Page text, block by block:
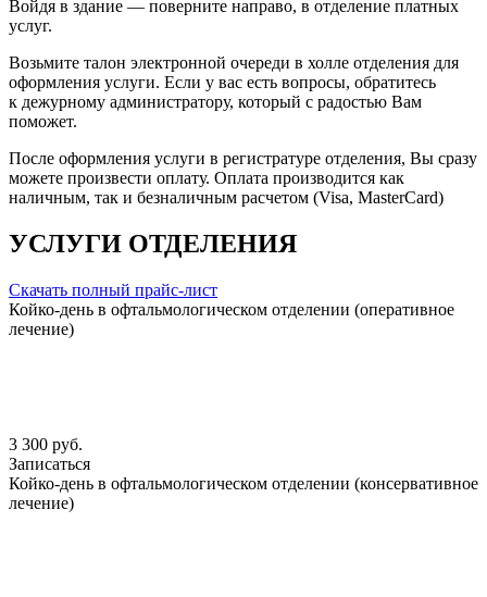
Войдя в здание — поверните направо, в отделение платных
услуг.
Возьмите талон электронной очереди в холле отделения для
оформления услуги. Если у вас есть вопросы, обратитесь
к дежурному администратору, который с радостью Вам
поможет.
После оформления услуги в регистратуре отделения, Вы сразу
можете произвести оплату. Оплата производится как
наличным, так и безналичным расчетом (Visa, MasterCard)
УСЛУГИ ОТДЕЛЕНИЯ
Скачать полный прайс-лист
Койко-день в офтальмологическом отделении (оперативное
лечение)
3 300 руб.
Записаться
Койко-день в офтальмологическом отделении (консервативное
лечение)